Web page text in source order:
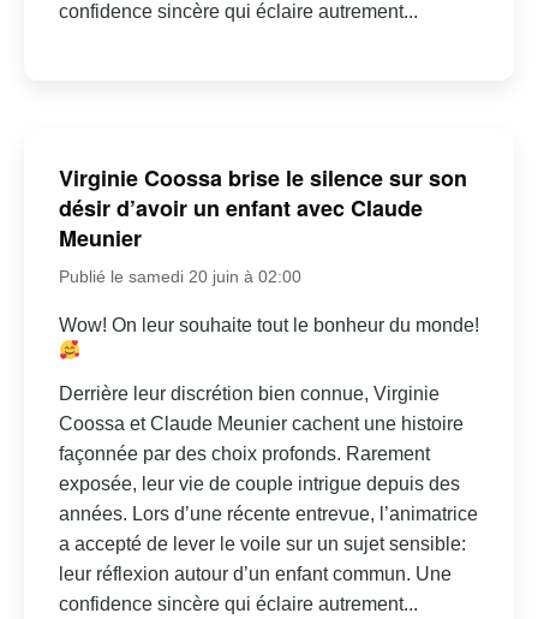
confidence sincère qui éclaire autrement...
Virginie Coossa brise le silence sur son
désir d’avoir un enfant avec Claude
Meunier
Publié le samedi 20 juin à 02:00
Wow! On leur souhaite tout le bonheur du monde!
Derrière leur discrétion bien connue, Virginie
Coossa et Claude Meunier cachent une histoire
façonnée par des choix profonds. Rarement
exposée, leur vie de couple intrigue depuis des
années. Lors d’une récente entrevue, l’animatrice
a accepté de lever le voile sur un sujet sensible:
leur réflexion autour d’un enfant commun. Une
confidence sincère qui éclaire autrement...